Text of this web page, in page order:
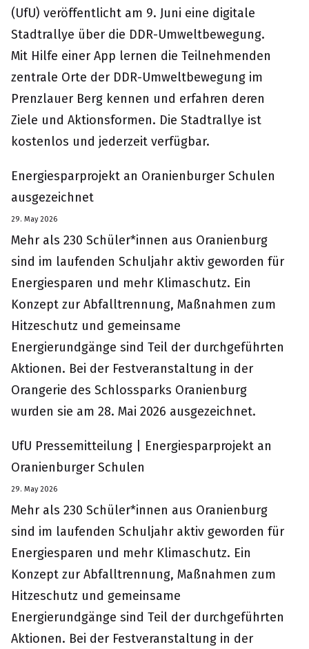
(UfU) veröffentlicht am 9. Juni eine digitale
Stadtrallye über die DDR-Umweltbewegung.
Mit Hilfe einer App lernen die Teilnehmenden
zentrale Orte der DDR-Umweltbewegung im
Prenzlauer Berg kennen und erfahren deren
Ziele und Aktionsformen. Die Stadtrallye ist
kostenlos und jederzeit verfügbar.
Energiesparprojekt an Oranienburger Schulen
ausgezeichnet
29. May 2026
Mehr als 230 Schüler*innen aus Oranienburg
sind im laufenden Schuljahr aktiv geworden für
Energiesparen und mehr Klimaschutz. Ein
Konzept zur Abfalltrennung, Maßnahmen zum
Hitzeschutz und gemeinsame
Energierundgänge sind Teil der durchgeführten
Aktionen. Bei der Festveranstaltung in der
Orangerie des Schlossparks Oranienburg
wurden sie am 28. Mai 2026 ausgezeichnet.
UfU Pressemitteilung | Energiesparprojekt an
Oranienburger Schulen
29. May 2026
Mehr als 230 Schüler*innen aus Oranienburg
sind im laufenden Schuljahr aktiv geworden für
Energiesparen und mehr Klimaschutz. Ein
Konzept zur Abfalltrennung, Maßnahmen zum
Hitzeschutz und gemeinsame
Energierundgänge sind Teil der durchgeführten
Aktionen. Bei der Festveranstaltung in der